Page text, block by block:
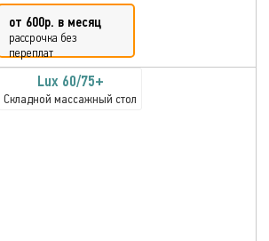
от 600р. в месяц
рассрочка без
переплат
Lux 60/75+
Складной массажный стол